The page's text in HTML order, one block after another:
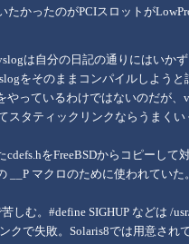
たかったのがPCIスロットが
は自分の日記の通りにはいか
をそのままコンパイルしよう
やっているわけではないのだが
スタティックリンクならうまく
cdefs.hをFreeBSDからコピーし
__P マクロのために使われてい
しむ。#define SIGHUP などは /
クで失敗。Solaris8では用意され